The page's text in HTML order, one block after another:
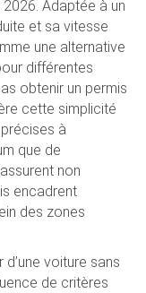
Adaptée à un
et sa vitesse
une alternative
différentes
obtenir un permis
cette simplicité
à
que de
non
encadrent
des zones
voiture sans
de critères